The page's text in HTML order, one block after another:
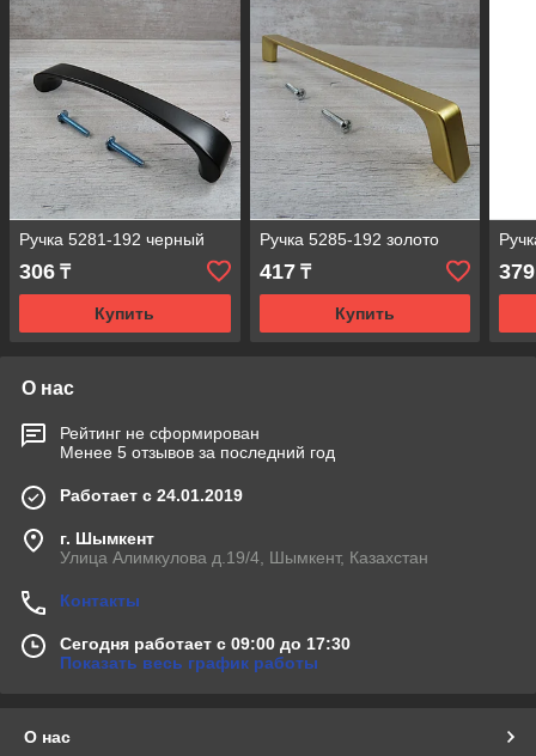
Ручка 5281-192 черный
306 ₸
Купить
Ручка 5285-192 золото
417₸
Купить
379
О нас
Рейтинг не сформирован
Менее 5 отзывов за последний год
Работает с 24.01.2019
г. Шымкент
Улица Алимкулова д.19/4, Шымкент, Казахстан
Контакты
Сегодня работает с 09:00 до 17:30
Показать весь график работы
О нас